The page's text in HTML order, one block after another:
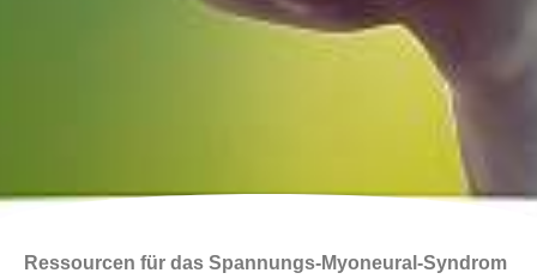
Ressourcen für das Spannungs-Myoneural-Syndrom